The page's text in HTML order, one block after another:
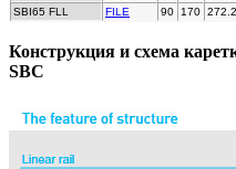
SBI65 FLL
FILE 90 170 272.2
Конструкция и схема
SBC